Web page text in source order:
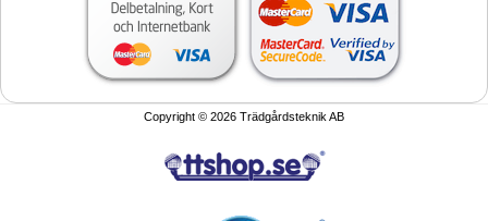
Copyright © 2026 Trädgårdsteknik AB